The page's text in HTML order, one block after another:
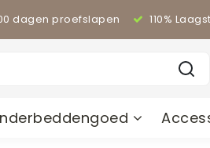
dagen proefslapen 110%